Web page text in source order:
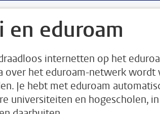
en eduroam
internetten op het
over het eduroam-netwerk wordt
Je hebt met eduroam
universiteiten en hogescholen,